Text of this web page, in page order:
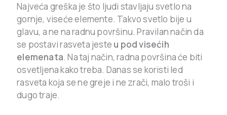
Najveća greška je što ljudi stavljaju svetlo na
gornje, viseće elemente. Takvo svetlo bije u
glavu, a ne na radnu površinu. Pravilan način da
se postavi rasveta jeste u pod visećih
elemenata. Na taj način, radna površina će biti
osvetljena kako treba. Danas se koristi led
rasveta koja se ne greje i ne zrači, malo troši i
dugo traje.